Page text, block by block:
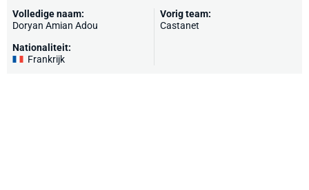
Volledige naam:
Doryan Amian Adou
Nationaliteit:
Frankrijk
Vorig team:
Castanet